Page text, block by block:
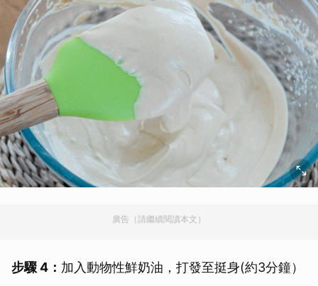
廣告（請繼續閱讀本文）
步驟 4： 加入動物性鮮奶油，打發至挺身(約3分鐘）